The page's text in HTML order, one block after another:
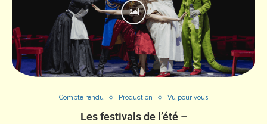
Compte rendu Production Vu pour vous
Les festivals de l’été –